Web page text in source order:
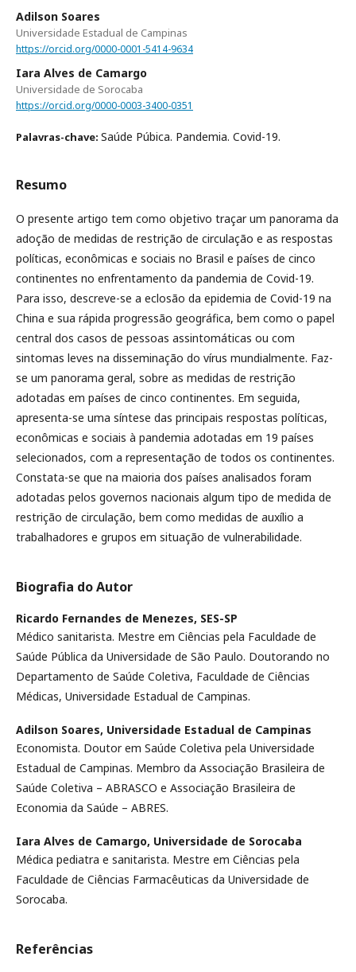
Adilson Soares
Universidade Estadual de Campinas
https://orcid.org/0000-0001-5414-9634
Iara Alves de Camargo
Universidade de Sorocaba
https://orcid.org/0000-0003-3400-0351
Palavras-chave: Saúde Púbica. Pandemia. Covid-19.
Resumo
O presente artigo tem como objetivo traçar um panorama da
adoção de medidas de restrição de circulação e as respostas
políticas, econômicas e sociais no Brasil e países de cinco
continentes no enfrentamento da pandemia de Covid-19.
Para isso, descreve-se a eclosão da epidemia de Covid-19 na
China e sua rápida progressão geográfica, bem como o papel
central dos casos de pessoas assintomáticas ou com
sintomas leves na disseminação do vírus mundialmente. Faz-
se um panorama geral, sobre as medidas de restrição
adotadas em países de cinco continentes. Em seguida,
apresenta-se uma síntese das principais respostas políticas,
econômicas e sociais à pandemia adotadas em 19 países
selecionados, com a representação de todos os continentes.
Constata-se que na maioria dos países analisados foram
adotadas pelos governos nacionais algum tipo de medida de
restrição de circulação, bem como medidas de auxílio a
trabalhadores e grupos em situação de vulnerabilidade.
Biografia do Autor
Ricardo Fernandes de Menezes, SES-SP
Médico sanitarista. Mestre em Ciências pela Faculdade de
Saúde Pública da Universidade de São Paulo. Doutorando no
Departamento de Saúde Coletiva, Faculdade de Ciências
Médicas, Universidade Estadual de Campinas.
Adilson Soares, Universidade Estadual de Campinas
Economista. Doutor em Saúde Coletiva pela Universidade
Estadual de Campinas. Membro da Associação Brasileira de
Saúde Coletiva – ABRASCO e Associação Brasileira de
Economia da Saúde – ABRES.
Iara Alves de Camargo, Universidade de Sorocaba
Médica pediatra e sanitarista. Mestre em Ciências pela
Faculdade de Ciências Farmacêuticas da Universidade de
Sorocaba.
Referências